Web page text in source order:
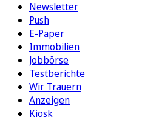
Newsletter
Push
E-Paper
Immobilien
Jobbörse
Testberichte
Wir Trauern
Anzeigen
Kiosk